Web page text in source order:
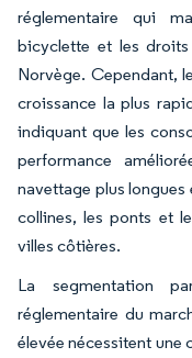
réglementaire qui
bicyclette et les
Norvège. Cependant,
croissance la plus
indiquant que les
performance
navettage plus
collines, les ponts et
villes côtières.
La segmentation
réglementaire du
élevée nécessitent